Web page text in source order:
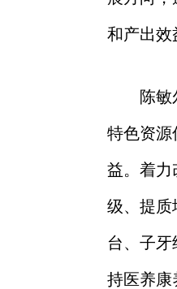
和产出效
陈敏
特色资源
益。着力
级、提质
台、 子牙
持医养康